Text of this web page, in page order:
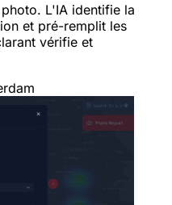
L'IA identifie la
et pré-remplit les
vérifie et